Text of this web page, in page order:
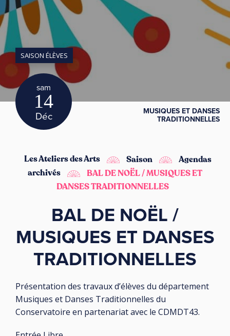
sam
14
Déc
SAISON ÉLÈVES
MUSIQUES ET DANSES
TRADITIONNELLES
Les Ateliers des Arts Saison
Agendas
archivés
BAL DE NOËL / MUSIQUES ET
DANSES TRADITIONNELLES
BAL DE NOËL /
MUSIQUES ET DANSES
TRADITIONNELLES
Présentation des travaux d’élèves du département
Musiques et Danses Traditionnelles du
Conservatoire en partenariat avec le CDMDT43.